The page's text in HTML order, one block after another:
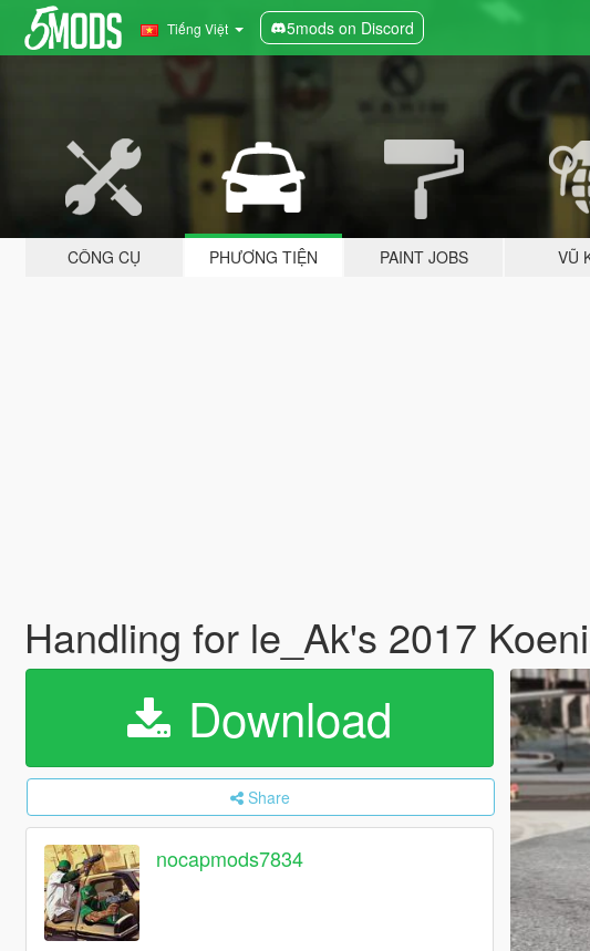
Tiếng Việt 5mods on Discord
CÔNG CỤ PHƯƠNG TIỆN PAINT JOBS VŨ
Handling for le_Ak's 2017
Download
Share
nocapmods7834